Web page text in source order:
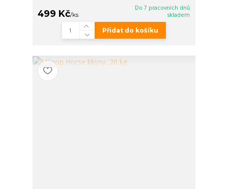
499 Kč/ks
Do 7 pracovních dnů
skladem
Přidat do košíku